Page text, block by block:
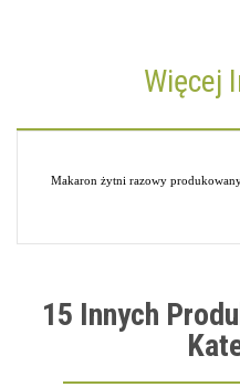
Więcej
Makaron żytni razowy
15 Innych